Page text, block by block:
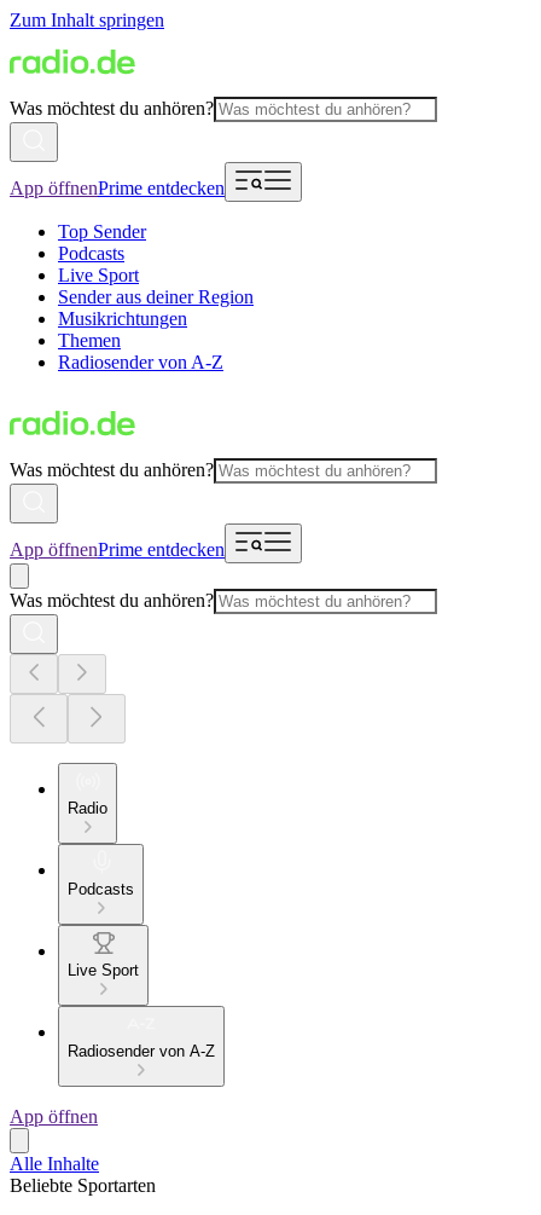
Zum Inhalt springen
Was möchtest du anhören?
App öffnenPrime entdecken
Top Sender
Podcasts
Live Sport
Sender aus deiner Region
Musikrichtungen
Themen
Radiosender von A-Z
Was möchtest du anhören?
App öffnenPrime entdecken
Was möchtest du anhören?
Radio
Podcasts
Live Sport
Radiosender von A-Z
App öffnen
Alle Inhalte
Beliebte Sportarten